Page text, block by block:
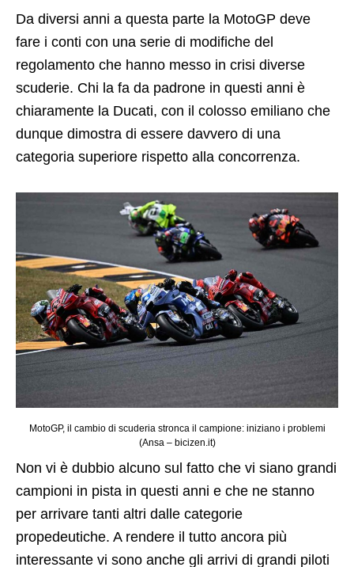
Da diversi anni a questa parte la MotoGP deve
fare i conti con una serie di modifiche del
regolamento che hanno messo in crisi diverse
scuderie. Chi la fa da padrone in questi anni è
chiaramente la Ducati, con il colosso emiliano che
dunque dimostra di essere davvero di una
categoria superiore rispetto alla concorrenza.
MotoGP, il cambio di scuderia stronca il campione: iniziano i problemi
(Ansa – bicizen.it)
Non vi è dubbio alcuno sul fatto che vi siano grandi
campioni in pista in questi anni e che ne stanno
per arrivare tanti altri dalle categorie
propedeutiche. A rendere il tutto ancora più
interessante vi sono anche gli arrivi di grandi piloti